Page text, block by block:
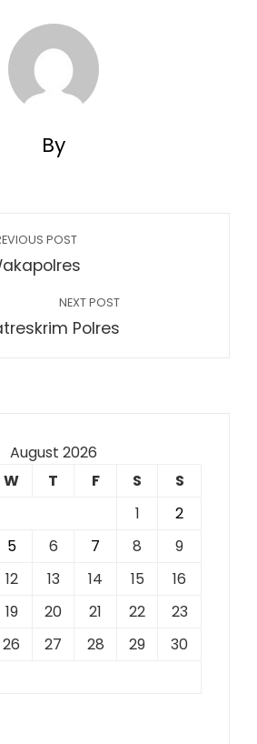
By
POST
NEXT POST
Polres
August 2026
W T F S
S
1
2
5 6 7 8
9
12 13 14 15
16
19 20 21 22
23
26 27 28 29
30